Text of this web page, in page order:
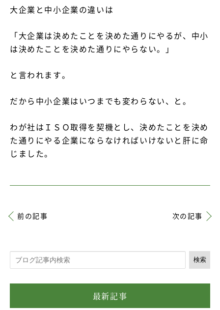
大企業と中小企業の違いは
「大企業は決めたことを決めた通りにやるが、中小
は決めたことを決めた通りにやらない。」
と言われます。
だから中小企業はいつまでも変わらない、と。
わが社はＩＳＯ取得を契機とし、決めたことを決め
た通りにやる企業にならなければいけないと肝に命
じました。
前の記事 次の記事
検索
最新記事